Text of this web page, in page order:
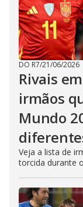
DO R7/21/06/2026
Rivais
irmãos
Mundo
Veja a lista de
torcida durante